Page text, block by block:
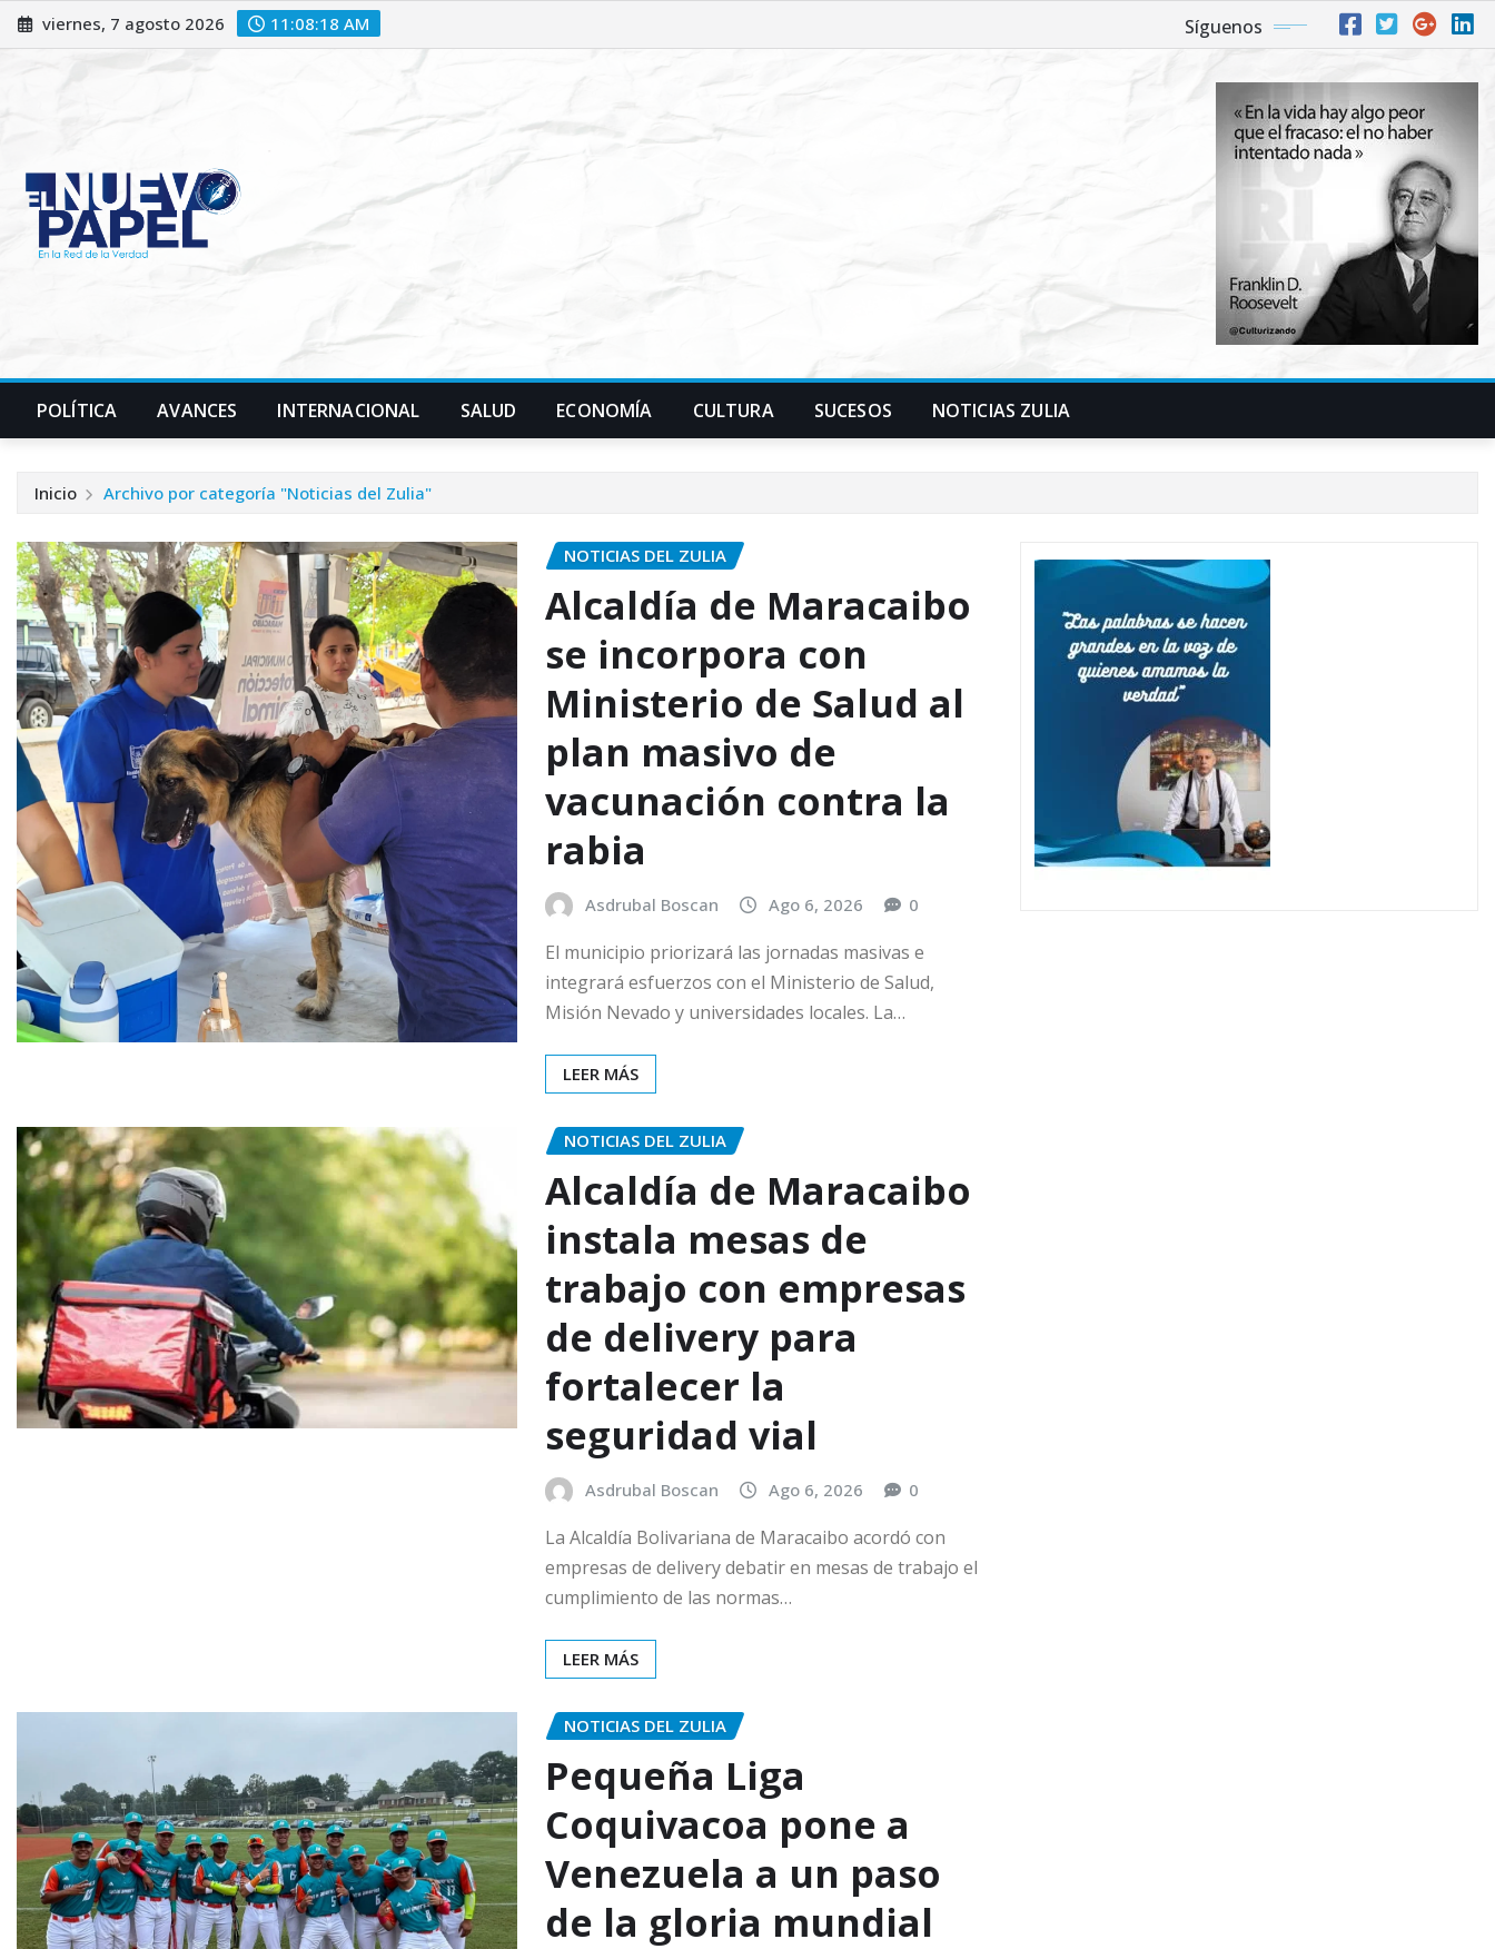
Saltar
al
viernes, 7 agosto 2026 11:08:20 AM Síguenos
POLÍTICA AVANCES INTERNACIONAL SALUD ECONOMÍA CULTURA SUCESOS NOTICIAS ZULIA
Inicio Archivo por categoría "Noticias del Zulia"
NOTICIAS DEL ZULIA
Alcaldía de Maracaibo
se incorpora con
Ministerio de Salud al
plan masivo de
vacunación contra la
rabia
Asdrubal Boscan Ago 6, 2026 0
El municipio priorizará las jornadas masivas e
integrará esfuerzos con el Ministerio de Salud,
Misión Nevado y universidades locales. La…
LEER MÁS
NOTICIAS DEL ZULIA
Alcaldía de Maracaibo
instala mesas de
trabajo con empresas
de delivery para
fortalecer la
seguridad vial
Asdrubal Boscan Ago 6, 2026 0
La Alcaldía Bolivariana de Maracaibo acordó con
empresas de delivery debatir en mesas de trabajo el
cumplimiento de las normas…
LEER MÁS
NOTICIAS DEL ZULIA
Pequeña Liga
Coquivacoa pone a
Venezuela a un paso
de la gloria mundial